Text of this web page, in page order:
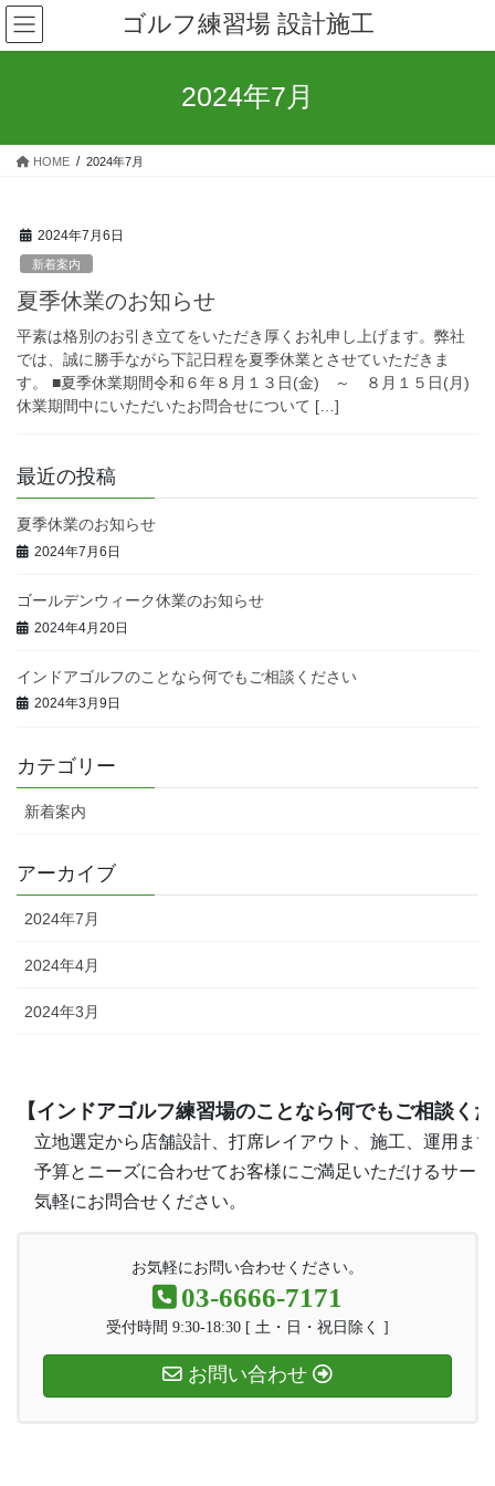
コ
ン
テ
ス
ナ
ビ
ゲ
ン
ゴルフ練習場 設計施工
2024年7月
HOME 2024年7月
2024年7月6日
新着案内
夏季休業のお知らせ
平素は格別のお引き立てをいただき厚くお礼申し上げます。弊社
では、誠に勝手ながら下記日程を夏季休業とさせていただきま
す。 ■夏季休業期間令和６年８月１３日(金) ～ ８月１５日(月)
休業期間中にいただいたお問合せについて […]
最近の投稿
夏季休業のお知らせ
2024年7月6日
ゴールデンウィーク休業のお知らせ
2024年4月20日
インドアゴルフのことなら何でもご相談ください
2024年3月9日
カテゴリー
新着案内
アーカイブ
2024年7月
2024年4月
2024年3月
【インドアゴルフ練習場のことなら何でもご相談く
立地選定から店舗設計、打席レイアウト、施工、運用ま
予算とニーズに合わせてお客様にご満足いただけるサー
気軽にお問合せください。
お気軽にお問い合わせください。
03-6666-7171
受付時間 9:30-18:30 [ 土・日・祝日除く ]
お問い合わせ